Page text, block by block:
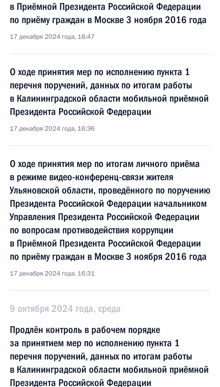
в Приёмной Президента Российской Федерации
по приёму граждан в Москве 3 ноября 2016 года
17 декабря 2024 года, 16:47
О ходе принятия мер по исполнению пункта 1
перечня поручений, данных по итогам работы
в Калининградской области мобильной приёмной
Президента Российской Федерации
17 декабря 2024 года, 16:36
О ходе принятия мер по итогам личного приёма
в режиме видео-конференц-связи жителя
Ульяновской области, проведённого по поручению
Президента Российской Федерации начальником
Управления Президента Российской Федерации
по вопросам противодействия коррупции
в Приёмной Президента Российской Федерации
по приёму граждан в Москве 3 ноября 2016 года
17 декабря 2024 года, 16:31
9 октября 2024 года, среда
Продлён контроль в рабочем порядке
за принятием мер по исполнению пункта 1
перечня поручений, данных по итогам работы
в Калининградской области мобильной приёмной
Президента Российской Федерации